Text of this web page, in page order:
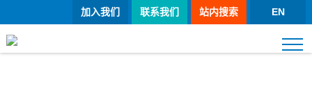
EN
站内搜索
联系我们
加入我们